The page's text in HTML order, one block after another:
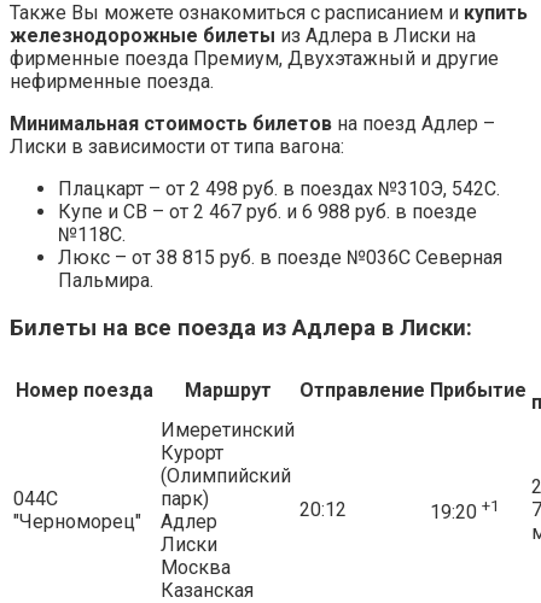
Также Вы можете ознакомиться с расписанием и купить
железнодорожные билеты из Адлера в Лиски на
фирменные поезда Премиум, Двухэтажный и другие
нефирменные поезда.
Минимальная стоимость билетов на поезд Адлер –
Лиски в зависимости от типа вагона:
Плацкарт – от 2 498 руб. в поездах №310Э, 542С.
Купе и СВ – от 2 467 руб. и 6 988 руб. в поезде
№118С.
Люкс – от 38 815 руб. в поезде №036С Северная
Пальмира.
Билеты на все поезда из Адлера в Лиски:
Номер поезда Маршрут Отправление Прибытие
044С
"Черноморец"
Имеретинский
Курорт
(Олимпийский
парк)
Адлер
Лиски
Москва
Казанская
20:12 19:20 +1
7